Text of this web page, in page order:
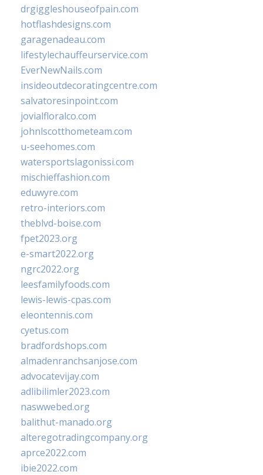
drgiggleshouseofpain.com
hotflashdesigns.com
garagenadeau.com
lifestylechauffeurservice.com
EverNewNails.com
insideoutdecoratingcentre.com
salvatoresinpoint.com
jovialfloralco.com
johnlscotthometeam.com
u-seehomes.com
watersportslagonissi.com
mischieffashion.com
eduwyre.com
retro-interiors.com
theblvd-boise.com
fpet2023.org
e-smart2022.org
ngrc2022.org
leesfamilyfoods.com
lewis-lewis-cpas.com
eleontennis.com
cyetus.com
bradfordshops.com
almadenranchsanjose.com
advocatevijay.com
adlibilimler2023.com
naswwebed.org
balithut-manado.org
alteregotradingcompany.org
aprce2022.com
ibie2022.com